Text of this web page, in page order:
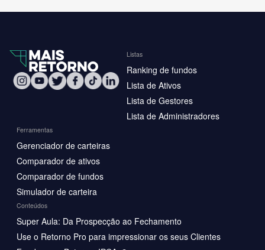
Listas
Ranking de fundos
Lista de Ativos
Lista de Gestores
Lista de Administradores
Ferramentas
Gerenciador de carteiras
Comparador de ativos
Comparador de fundos
Simulador de carteira
Conteúdos
Super Aula: Da Prospecção ao Fechamento
Use o Retorno Pro para impressionar os seus Clientes